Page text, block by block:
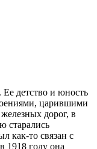
детство и юность
царившими
дорог, в
старались
как-то связан с
1918 году она